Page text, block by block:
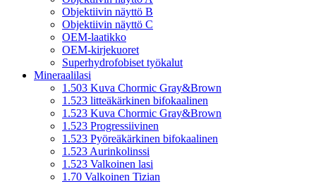
Objektiivin näyttö B
Objektiivin näyttö C
OEM-laatikko
OEM-kirjekuoret
Superhydrofobiset työkalut
Mineraalilasi
1.503 Kuva Chormic Gray&Brown
1.523 litteäkärkinen bifokaalinen
1.523 Kuva Chormic Gray&Brown
1.523 Progressiivinen
1.523 Pyöreäkärkinen bifokaalinen
1.523 Aurinkolinssi
1.523 Valkoinen lasi
1.70 Valkoinen Tizian